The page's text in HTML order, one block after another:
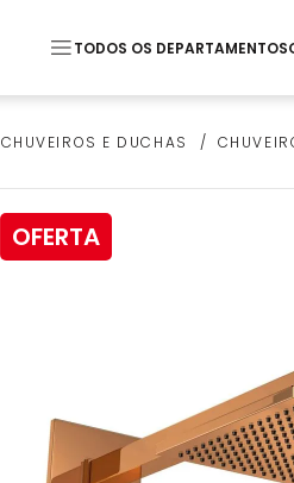
TODOS OS DEPARTAMENTOS
CHUVEIROS E DUCHAS
OFERTA
2 º Piso